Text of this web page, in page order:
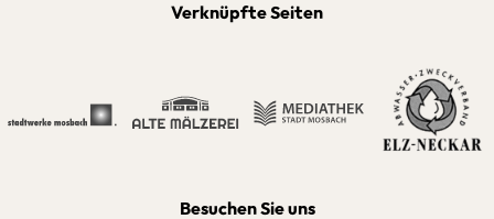
Verknüpfte Seiten
Besuchen Sie uns